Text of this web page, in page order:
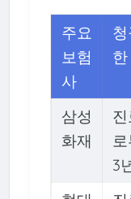
주요
보험
사
청
한
삼성
화재
진
로
3